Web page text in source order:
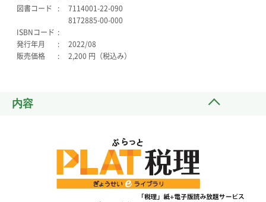
図書コード
7114001-22-090
8172885-00-000
ISBNコード
発行年月
2022/08
販売価格
2,200 円（税込み）
内容